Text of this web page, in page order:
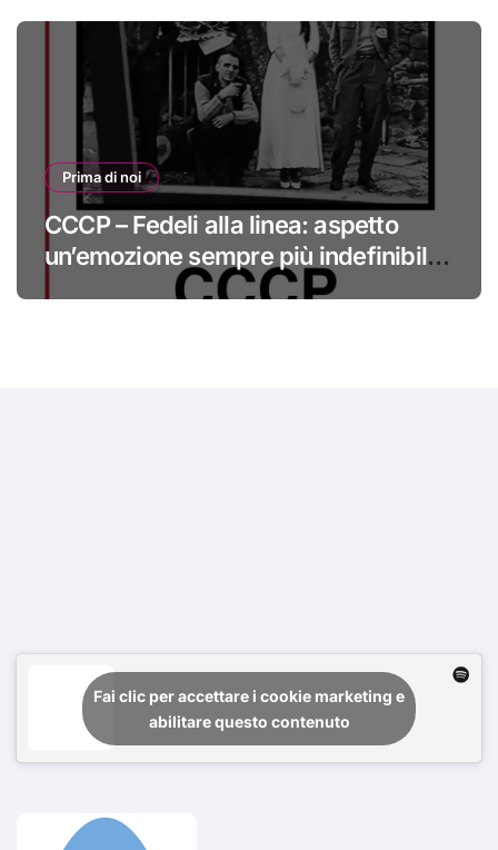
Prima di noi
CCCP – Fedeli alla linea: aspetto
un’emozione sempre più indefinibile
#primadinoi
Fai clic per accettare i cookie marketing e
abilitare questo contenuto